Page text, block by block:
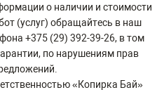
о наличии и стоимости
(услуг) обращайтесь в наш
+375 (29) 392-39-26, в том
по нарушениям прав
«Копирка Бай»